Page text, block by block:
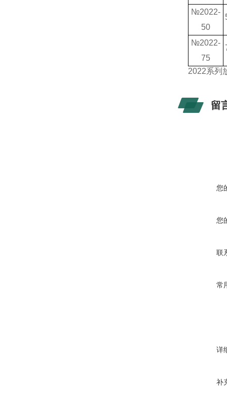
№2022-
50
№2022-
75
2022系列
留
您
您
联
常
详
补